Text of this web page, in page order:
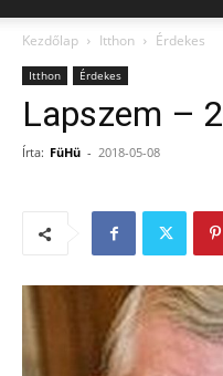
Kezdőlap Itthon Érdekes
Itthon Érdekes
Lapszem –
Írta: FüHü - 2018-05-08